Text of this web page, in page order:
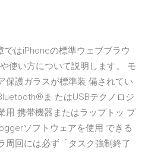
はiPhoneの標準ウェブブラウ
使い方について説明します。 モ
保護ガラスが標準装 備されてい
ま たはUSBテクノロジ
用 携帯機器またはラップトッ プ
ソフトウェアを使用 できる
周回には必ず「タスク強制終了